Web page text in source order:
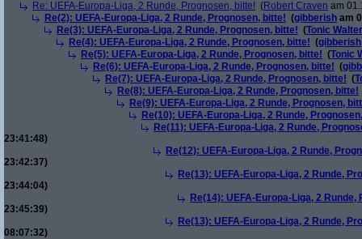
Re: UEFA-Europa-Liga, 2 Runde, Prognosen, bitte! (Robert Craven am
Re(2): UEFA-Europa-Liga, 2 Runde, Prognosen, bitte! (gibberish am
Re(3): UEFA-Europa-Liga, 2 Runde, Prognosen, bitte! (Tonic Walter
Re(4): UEFA-Europa-Liga, 2 Runde, Prognosen, bitte! (gibberish
Re(5): UEFA-Europa-Liga, 2 Runde, Prognosen, bitte! (Tonic
Re(6): UEFA-Europa-Liga, 2 Runde, Prognosen, bitte! (
Re(7): UEFA-Europa-Liga, 2 Runde, Prognosen, bitte! (
Re(8): UEFA-Europa-Liga, 2 Runde, Prognosen, bitte!
Re(9): UEFA-Europa-Liga, 2 Runde, Prognosen,
Re(10): UEFA-Europa-Liga, 2 Runde,
Re(11): UEFA-Europa-Liga, 2 Runde,
23:41:48)
Re(12): UEFA-Europa-Liga, 2 Runde,
23:42:37)
Re(13): UEFA-Europa-Liga, 2 Runde,
23:44:04)
Re(14): UEFA-Europa-Liga, 2
23:45:39)
Re(13): UEFA-Europa-Liga, 2 Runde,
08:07:32)